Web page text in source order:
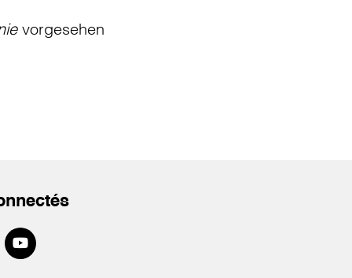
vorgesehen